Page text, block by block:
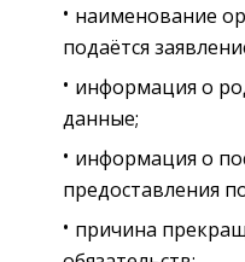
наименование
подаётся
информация о
данные;
информация о
предоставления
причина